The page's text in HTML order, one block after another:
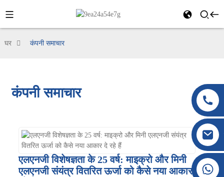
+86 177 8117 4421
घर कंपनी समाचार
कंपनी समाचार
एलएनजी विशेषज्ञता के 25 वर्ष: माइक्रो और मिनी
एलएनजी संयंत्र वितरित ऊर्जा को कैसे नया आकार दे